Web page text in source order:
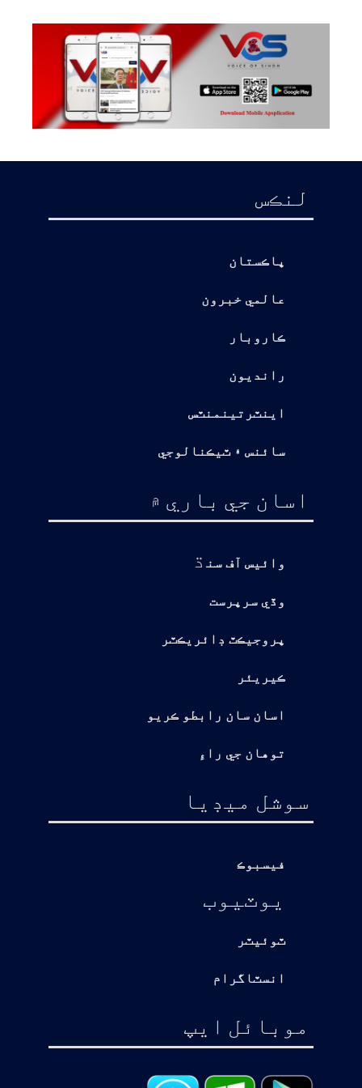
لنڪس
پاڪستان
عالمي خبرون
ڪاروبار
رانديون
اينٽرتينمنٽس
سائنس ۽ ٽيڪنالوجي
اسان جي باري ۾
وائيس آف سن ڌ
وڏي سرپرست
پروجيڪٽ ڊائريڪٽر
ڪيريئر
اسان سان رابطو ڪريو
توهان جي راءِ
سوشل ميڊيا
فيسبوڪ
يوٽيوب
ٽوئيٽر
انسٽاگرام
موبائل ايپ